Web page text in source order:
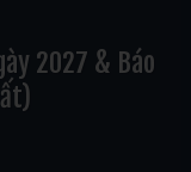
2027 & Báo